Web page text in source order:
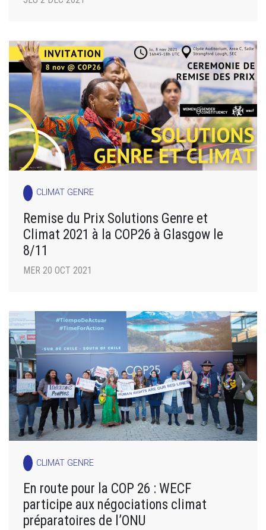
CLIMAT GENRE
Remise du Prix Solutions Genre et
Climat 2021 à la COP26 à Glasgow le
8/11
MER 20 OCT 2021
CLIMAT GENRE
En route pour la COP 26 : WECF
participe aux négociations climat
préparatoires de l’ONU